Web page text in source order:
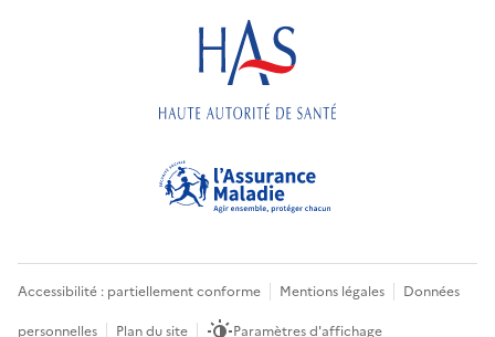
Accessibilité : partiellement conforme Mentions légales
Données
personnelles
Plan du site Paramètres d'affichage